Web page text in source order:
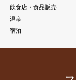
飲食店・食品販売
温泉
宿泊